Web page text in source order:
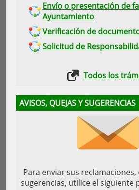
Envío o presentación de
Ayuntamiento
Verificación de
Solicitud de
Todos los
AVISOS, QUEJAS Y SUGERENCIAS
Para enviar sus reclamaciones,
sugerencias, utilice el siguiente